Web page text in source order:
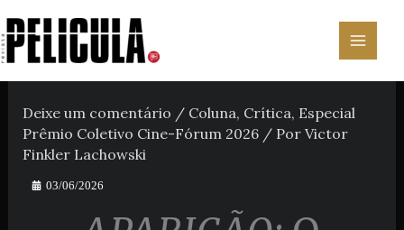
para
o
conteúdo
Deixe um comentário / Coluna, Crítica, Especial
Prêmio Coletivo Cine-Fórum 2026/ Por Victor
Finkler Lachowski
03/06/2026